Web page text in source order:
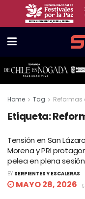
Home Tag Reformas
Etiqueta:
Tensión en San
Morena y PRI
pelea en plena sesión
BY SERPIENTES Y ESCALERAS
MAYO 28, 2026